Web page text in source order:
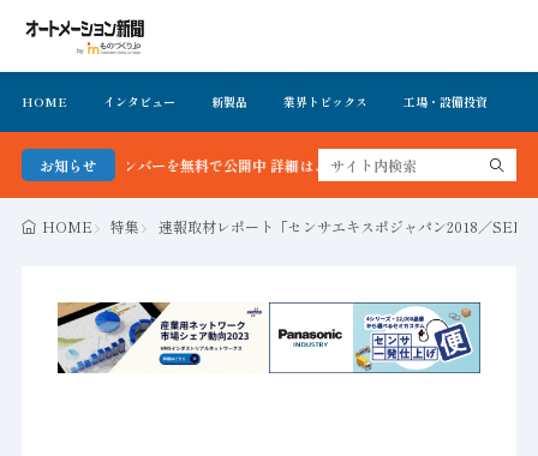
HOME インタビュー 新製品 業界トピックス 工場・設備投資
お知らせ
無料で公開中 詳細はこちら
HOME 特集 速報取材レポート「センサエキスポジャパン2018／